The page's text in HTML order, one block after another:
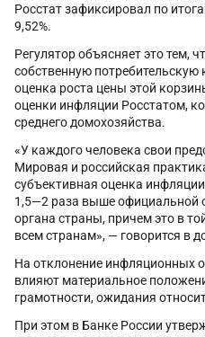
Росстат зафиксировал по
9,52%.
Регулятор объясняет это тем,
собственную потребительскую
оценка роста цены этой
оценки инфляции Росстатом,
среднего домохозяйства.
«У каждого человека свои
Мировая и российская
субъективная оценка
1,5—2 раза выше официальной
органа страны, причем это в
всем странам», — говорится в
На отклонение инфляционных
влияют материальное
грамотности, ожидания
При этом в Банке России